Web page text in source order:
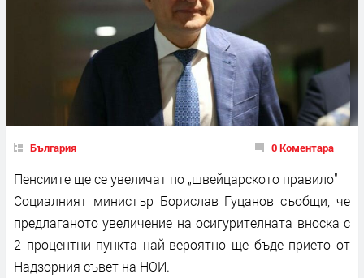
България 0 Коментара
Пенсиите ще се увеличат по „швейцарското правило"
Социалният министър Борислав Гуцанов съобщи, че
предлаганото увеличение на осигурителната вноска с
2 процентни пункта най-вероятно ще бъде прието от
Надзорния съвет на НОИ.